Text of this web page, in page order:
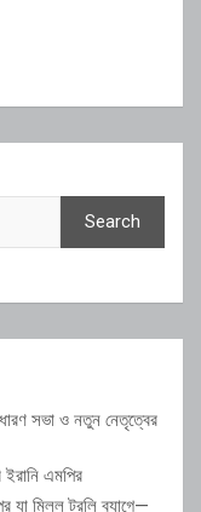
Search
সভা ও নতুন নেতৃত্বের
এমপির
যা মিলল ট্রলি ব্যাগে—